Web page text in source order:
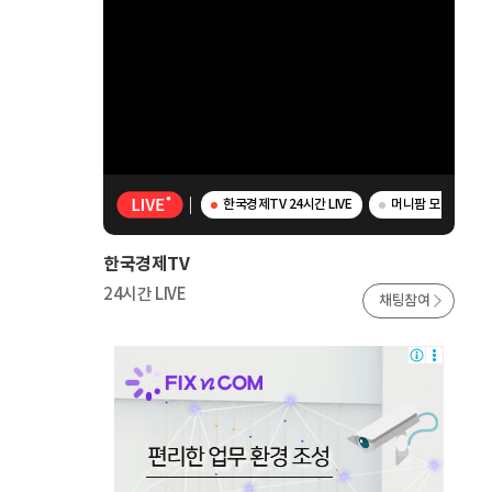
한국경제TV 24시간 LIVE 머니팜 모닝라이브
한국경제TV
24시간 LIVE 채팅참여